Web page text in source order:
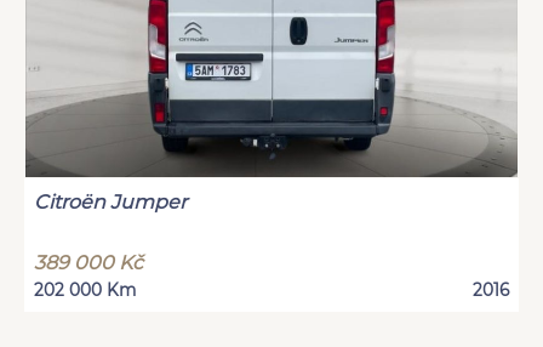
Citroën Jumper
389 000 Kč
202 000 Km 2016